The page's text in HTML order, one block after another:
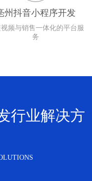
州抖音小程序开发
频与销售一体化的平台服
务
行业解决方